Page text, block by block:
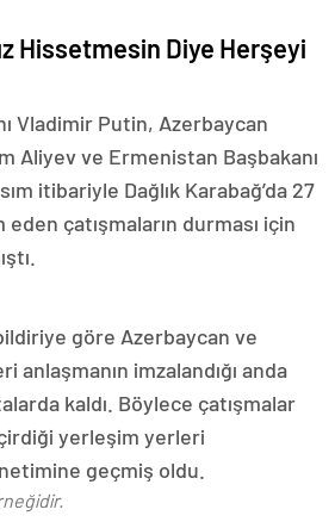
Hissetmesin Diye Herşeyi
Vladimir Putin, Azerbaycan
Aliyev ve Ermenistan Başbakanı
itibariyle Dağlık Karabağ’da 27
eden çatışmaların durması için
göre Azerbaycan ve
anlaşmanın imzalandığı anda
kaldı. Böylece çatışmalar
yerleşim yerleri
geçmiş oldu.